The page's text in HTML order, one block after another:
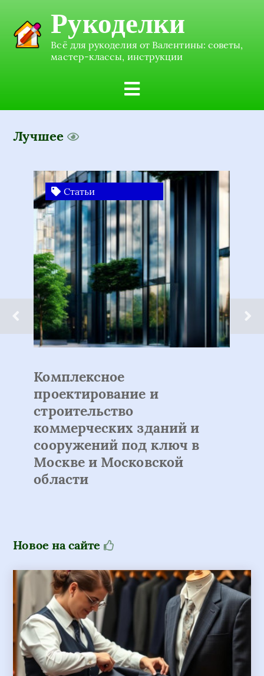
Рукоделки
Всё для рукоделия от Валентины: советы,
мастер-классы, инструкции
Лучшее
Статьи
Комплексное
проектирование и
строительство
коммерческих зданий и
сооружений под ключ в
Москве и Московской
области
Новое на сайте